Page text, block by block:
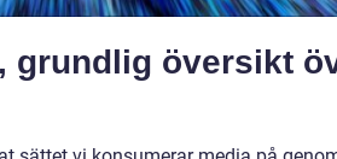
grundlig översikt